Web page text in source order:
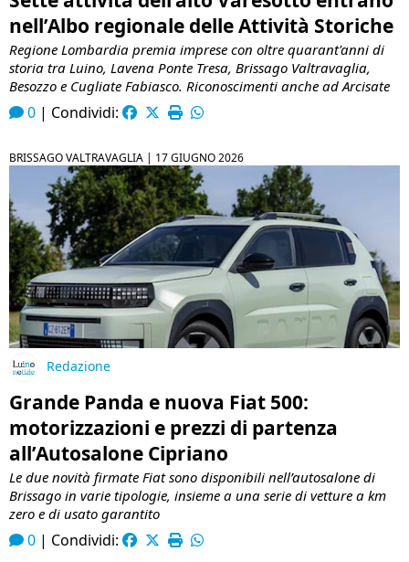
nell’Albo regionale delle Attività Storiche
Regione Lombardia premia imprese con oltre quarant'anni di
storia tra Luino, Lavena Ponte Tresa, Brissago Valtravaglia,
Besozzo e Cugliate Fabiasco. Riconoscimenti anche ad Arcisate
0 | Condividi:
BRISSAGO VALTRAVAGLIA | 17 GIUGNO 2026
Redazione
Grande Panda e nuova Fiat 500:
motorizzazioni e prezzi di partenza
all’Autosalone Cipriano
Le due novità firmate Fiat sono disponibili nell’autosalone di
Brissago in varie tipologie, insieme a una serie di vetture a km
zero e di usato garantito
0 | Condividi: